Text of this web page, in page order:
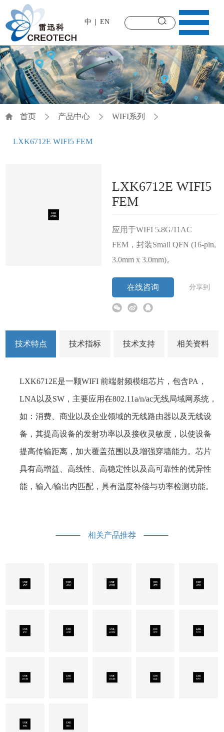
中 EN
首页 产品中心 WIFI系列
LXK6712E WIFI5 FEM
LXK6712E WIFI5
FEM
应用于WIFI 5.8G/11AC
FEM，封装Small QFN (16-pin,
3.0mm x 3.0mm)。
在线咨询 分享到
技术特点 技术指标 技术支持 相关资料
LXK6712E是一颗WIFI 前端射频模组芯片，包含PA，
LNA以及SW，主要应用在802.11a/n/ac无线局域网系统，
如：消费、商业以及企业领域的无线路由器以及无线设
备，其提高设备的发射功率以及接收灵敏度，以使设备
提高传输距离，加大覆盖范围以及增强穿墙能力。芯片
具有高增益、高线性、高稳定性以及高可靠性的优异性
能，输入/输出内匹配，具有温度补偿与功率检测功能。
相关产品推荐